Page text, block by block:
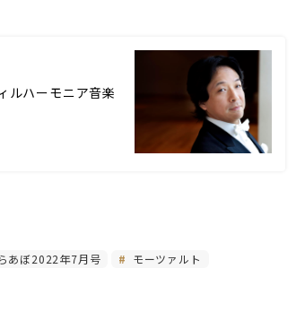
ルハーモニア音楽
あぼ2022年7月号
モーツァルト